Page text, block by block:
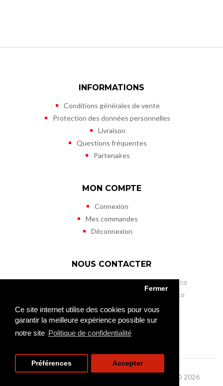
Ce site internet utilise des cookies pour vous
garantir la meilleure expérience possible sur
notre site Politique de confidentialité
Fermer
Préférences Accepter
INFORMATIONS
Conditions générales de vente
Protection des données personnelles
Livraison
Questions fréquentes
Partenaires
MON COMPTE
Connexion
Mes commandes
Déconnexion
NOUS CONTACTER
Musée des Timbres et des Monnaies de Monaco
11 terrasses de Fontvieille - MC 98000 Monaco
Tél. (+377) 98 98 41 50
Fax (+377) 98 98 41 45
mtm@gouv.mc
Musée des Timbres et des Monnaies de Monaco © 2026